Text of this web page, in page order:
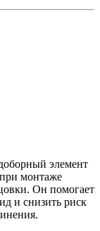
элемент
монтаже
Он помогает
и снизить риск